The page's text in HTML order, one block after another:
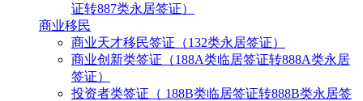
证转887类永居签证）
商业移民
商业天才移民签证（132类永居签证）
商业创新类签证（188A类临居签证转888A类永居
签证）
投资者类签证（ 188B类临居签证转888B类永居签